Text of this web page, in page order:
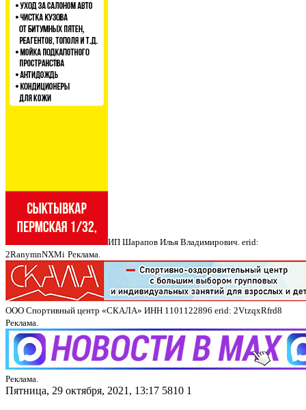
ИП Шарапов Илья Владимирович. erid:
2RanymnNXMi Реклама.
ООО Спортивный центр «СКАЛА» ИНН 1101122896 erid: 2VtzqxRfrd8
Реклама.
Реклама.
Пятница, 29 октября, 2021, 13:17 5810 1